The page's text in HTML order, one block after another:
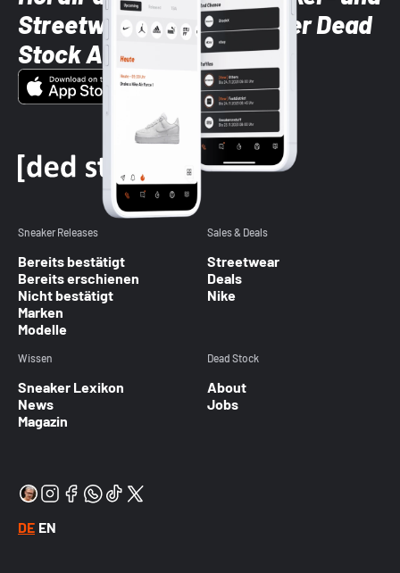
Streetwear-Brands mit der Dead
Stock App
Sneaker Releases
Bereits bestätigt
Bereits erschienen
Nicht bestätigt
Marken
Modelle
Sales & Deals
Streetwear
Deals
Nike
Wissen
Sneaker Lexikon
News
Magazin
Dead Stock
About
Jobs
DE EN